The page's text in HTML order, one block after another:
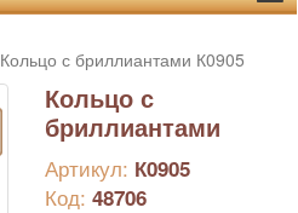
Кольцо с бриллиантами К0905
Кольцо с
бриллиантами
Артикул: К0905
Код: 48706